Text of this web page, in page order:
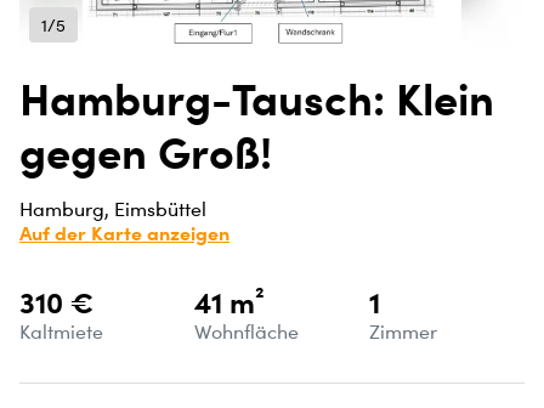
1/5
Hamburg-Tausch: Klein
gegen Groß!
Hamburg, Eimsbüttel
Auf der Karte anzeigen
310 €
Kaltmiete
41 m²
Wohnfläche
1
Zimmer